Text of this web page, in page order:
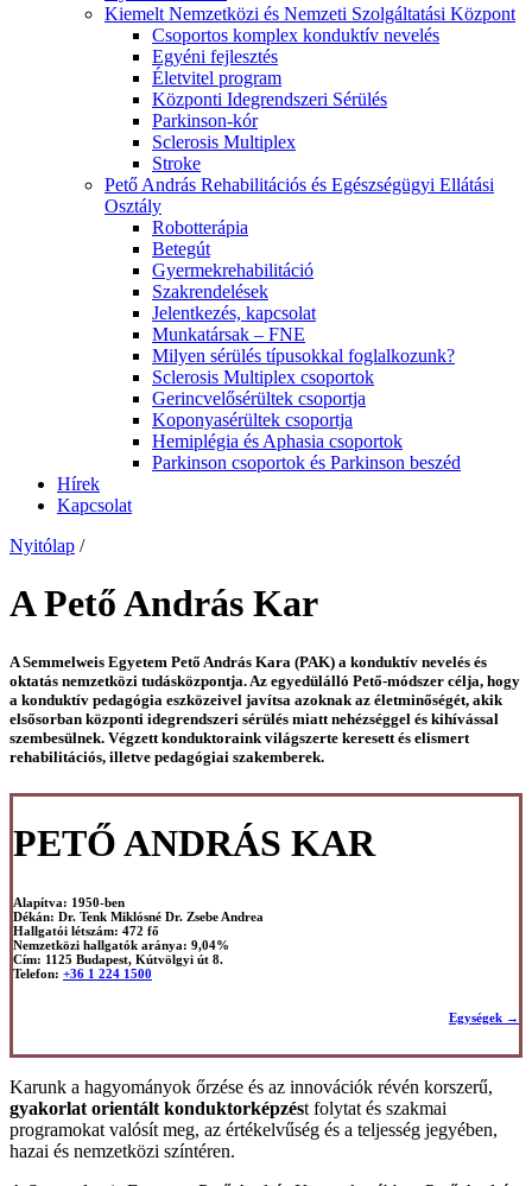
Kiemelt Nemzetközi és Nemzeti Szolgáltatási Központ
Csoportos komplex konduktív nevelés
Egyéni fejlesztés
Életvitel program
Központi Idegrendszeri Sérülés
Parkinson-kór
Sclerosis Multiplex
Stroke
Pető András Rehabilitációs és Egészségügyi Ellátási
Osztály
Robotterápia
Betegút
Gyermekrehabilitáció
Szakrendelések
Jelentkezés, kapcsolat
Munkatársak – FNE
Milyen sérülés típusokkal foglalkozunk?
Sclerosis Multiplex csoportok
Gerincvelősérültek csoportja
Koponyasérültek csoportja
Hemiplégia és Aphasia csoportok
Parkinson csoportok és Parkinson beszéd
Hírek
Kapcsolat
Nyitólap /
A Pető András Kar
A Semmelweis Egyetem Pető András Kara (PAK) a konduktív nevelés és
oktatás nemzetközi tudásközpontja. Az egyedülálló Pető-módszer célja, hogy
a konduktív pedagógia eszközeivel javítsa azoknak az életminőségét, akik
elsősorban központi idegrendszeri sérülés miatt nehézséggel és kihívással
szembesülnek. Végzett konduktoraink világszerte keresett és elismert
rehabilitációs, illetve pedagógiai szakemberek.
PETŐ ANDRÁS KAR
Alapítva: 1950-ben
Dékán: Dr. Tenk Miklósné Dr. Zsebe Andrea
Hallgatói létszám: 472 fő
Nemzetközi hallgatók aránya: 9,04%
Cím: 1125 Budapest, Kútvölgyi út 8.
Telefon: +36 1 224 1500
Egységek →
Karunk a hagyományok őrzése és az innovációk révén korszerű,
gyakorlat orientált konduktorképzést folytat és szakmai
programokat valósít meg, az értékelvűség és a teljesség jegyében,
hazai és nemzetközi színtéren.